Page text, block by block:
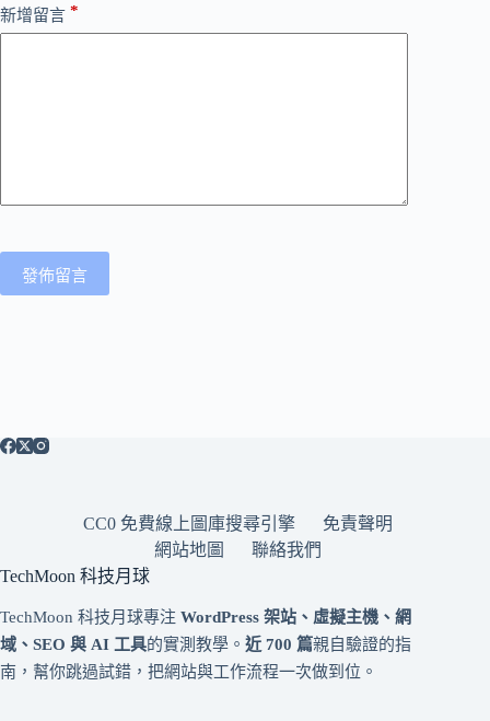
新增留言 *
發佈留言
CC0 免費線上圖庫搜尋引擎
免責聲明
網站地圖
聯絡我們
TechMoon 科技月球
TechMoon 科技月球專注 WordPress 架站、虛擬主機、網
域、SEO 與 AI 工具的實測教學。 近 700 篇親自驗證的指
南，幫你跳過試錯，把網站與工作流程一次做到位。